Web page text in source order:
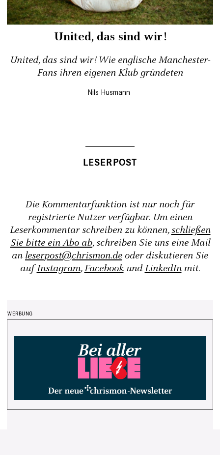
United, das sind wir!
United, das sind wir! Wie englische Manchester-
Fans ihren eigenen Klub gründeten
Nils Husmann
Die Kommentarfunktion ist nur noch für
registrierte Nutzer verfügbar. Um einen
Leserkommentar schreiben zu können,schließen
Sie bitte ein Abo ab, schreiben Sie uns eine Mail
an leserpost@chrismon.de oder diskutieren Sie
aufInstagram,FacebookundLinkedInmit.